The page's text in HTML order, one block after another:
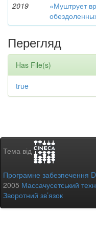
2019
«Муштрует
Перегляд
Has File(s)
true
Тема від
Програмне забезпечення
2005 Массачусетський
Зворотний зв’язок